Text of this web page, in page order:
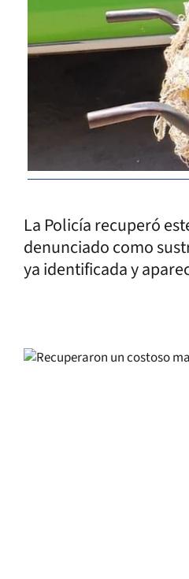
La Policía recuperó
denunciado como
ya identificada y